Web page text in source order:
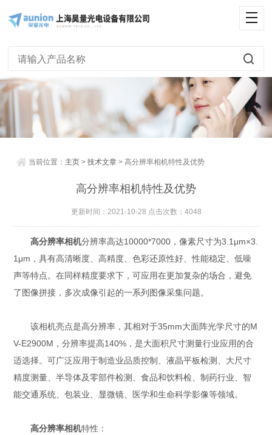
当前位置： 主页 >技术文章 > 高分辨率相机特性及优势
高分辨率相机特性及优势
更新时间：2021-10-28 点击次数：4048
高分辨率相机分辨率高达10000*7000，像素尺寸为3.1μm×3.
1μm，具有高清晰度、高精度、色彩还原性好、性能稳定、低噪
声等特点。在同样精度要求下，可应用在更加复杂的场合，避免
了图像拼接，多次成像引起的一系列图像采集问题。
该相机亮点是高分辨率，其相对于35mm大面阵光学尺寸的M
V-E2900M，分辨率提高140%，是大面积尺寸测量行业应用的合
适选择。可广泛应用于制造业品质控制、液晶平板检测、大尺寸
精度测量、半导体及零部件检测、食品和饮料检、制药行业、智
能交通系统、包装业、显微镜、医学和生命科学影像等领域。
高分辨率相机特性：